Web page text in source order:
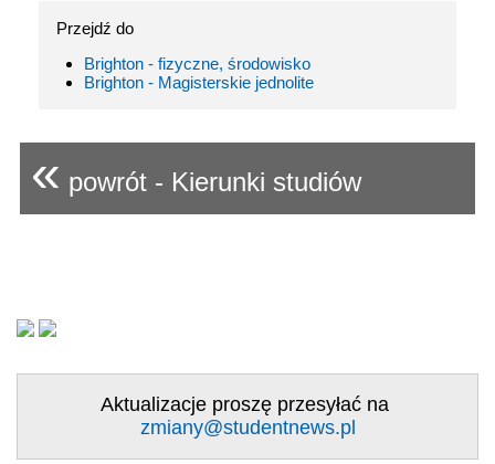
Przejdź do
Brighton - fizyczne, środowisko
Brighton - Magisterskie jednolite
« powrót - Kierunki studiów
Aktualizacje proszę przesyłać na
zmiany@studentnews.pl